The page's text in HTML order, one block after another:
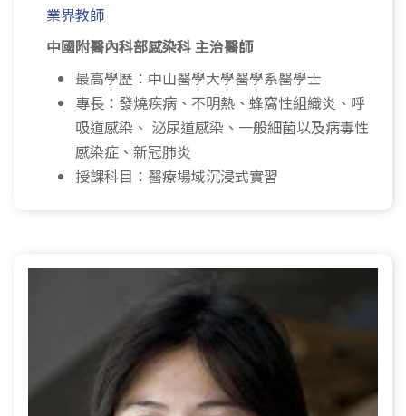
業界教師
中國附醫內科部感染科 主治醫師
最高學歷：中山醫學大學醫學系醫學士
專長：發燒疾病、不明熱、蜂窩性組織炎、呼
吸道感染、 泌尿道感染、一般細菌以及病毒性
感染症、新冠肺炎
授課科目：醫療場域沉浸式實習